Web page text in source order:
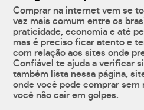
Comprar na internet vem se
vez mais comum entre os
praticidade, economia e até
mas é preciso ficar atento e
com relação aos sites onde
Confiável te ajuda a verificar
também lista nessa página,
onde você pode comprar sem
você não cair em golpes.